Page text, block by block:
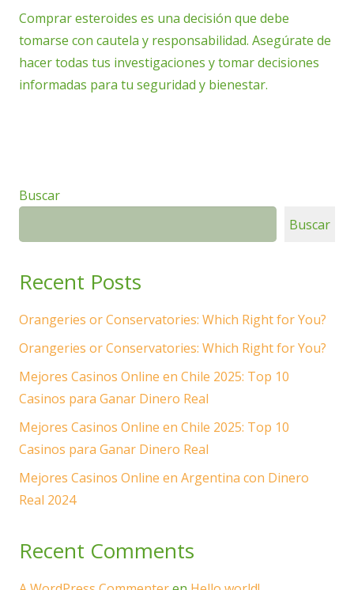
Comprar esteroides es una decisión que debe
tomarse con cautela y responsabilidad. Asegúrate de
hacer todas tus investigaciones y tomar decisiones
informadas para tu seguridad y bienestar.
Buscar
Buscar
Recent Posts
Orangeries or Conservatories: Which Right for You?
Orangeries or Conservatories: Which Right for You?
Mejores Casinos Online en Chile 2025: Top 10
Casinos para Ganar Dinero Real
Mejores Casinos Online en Chile 2025: Top 10
Casinos para Ganar Dinero Real
Mejores Casinos Online en Argentina con Dinero
Real 2024
Recent Comments